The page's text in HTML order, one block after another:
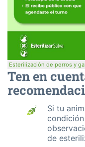
Esterilización de perros y
Ten en
Si tu
de